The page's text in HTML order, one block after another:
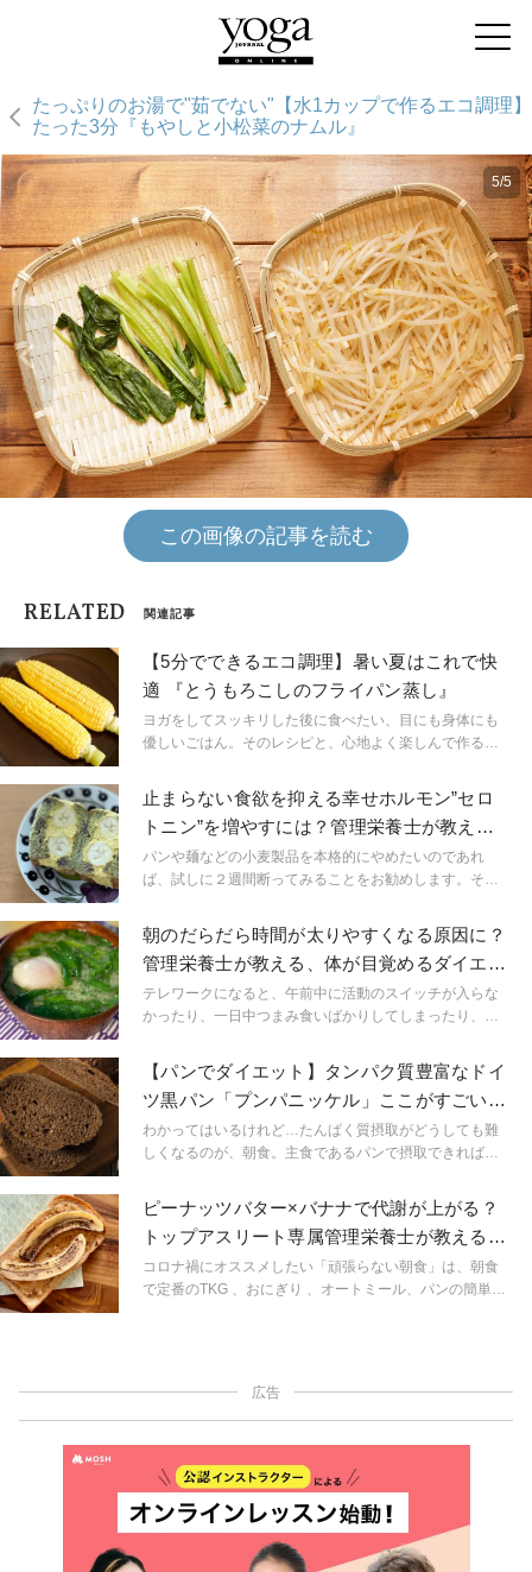
たっぷりのお湯で"茹でない"【水1カップで作るエコ調理】
たった3分『もやしと小松菜のナムル』
5/5
この画像の記事を読む
RELATED 関連記事
【5分でできるエコ調理】暑い夏はこれで快
適 『とうもろこしのフライパン蒸し』
ヨガをしてスッキリした後に食べたい、目にも身体にも
優しいごはん。そのレシピと、心地よく楽しんで作るた
止まらない食欲を抑える幸せホルモン”セロ
トニン”を増やすには？管理栄養士が教える
ダイエット朝食
パンや麺などの小麦製品を本格的にやめたいのであれ
ば、試しに２週間断ってみることをお勧めします。そう
方で、パンを食べる楽しみを失いたくない人も多いので
はないでしょうか？ 今週の記事は『食欲が止まらない
けど、パンの楽しみを諦めたくない人』必見の内容で
す。 大切なのは頑張りすぎないこと！そうでないと続き
ません。
朝のだらだら時間が太りやすくなる原因に？
管理栄養士が教える、体が目覚めるダイエッ
ト朝食
テレワークになると、午前中に活動のスイッチが入らな
かったり、一日中つまみ食いばかりしてしまったり、夜
習慣をもたらすものです。 乱れた体内時計をリセットす
るには朝食がおすすめです。『ニラと落としたまごの味
噌汁』は、朝の冷えた体を温めることで活動スイッチを
入れてくれます。
【パンでダイエット】タンパク質豊富なドイ
ツ黒パン「プンパニッケル」ここがすごい！
管理栄養士が解説
わかってはいるけれど…たんぱく質摂取がどうしても難
しくなるのが、朝食。主食であるパンで摂取できればと
んぱく質が豊富なものがあります。プンパニッケルの主
原料「ライ麦」もそう。世界中で愛されているパンの中
には、人々の美容と健康に欠かせないヘルシーなパンも
たくさん。選び方次第で、ダイエット中でもパンを楽し
むことができます。
ピーナッツバター×バナナで代謝が上がる？
トップアスリート専属管理栄養士が教えるダ
イエット朝ごはん
コロナ禍にオススメしたい「頑張らない朝食」は、朝食
で定番のTKG 、おにぎり 、オートミール、パンの簡単ア
と思っています。パンを推奨するわけではなく、おいし
いと健康の自分らしいバランスで「続けられる食事法」
を探すきっかけにしていただければ嬉しく思います。
広告